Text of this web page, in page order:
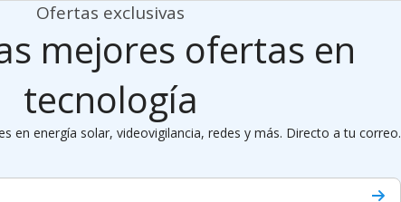
Ofertas exclusivas
mejores ofertas en
tecnología
en energía solar, videovigilancia, redes y más. Directo a tu correo.